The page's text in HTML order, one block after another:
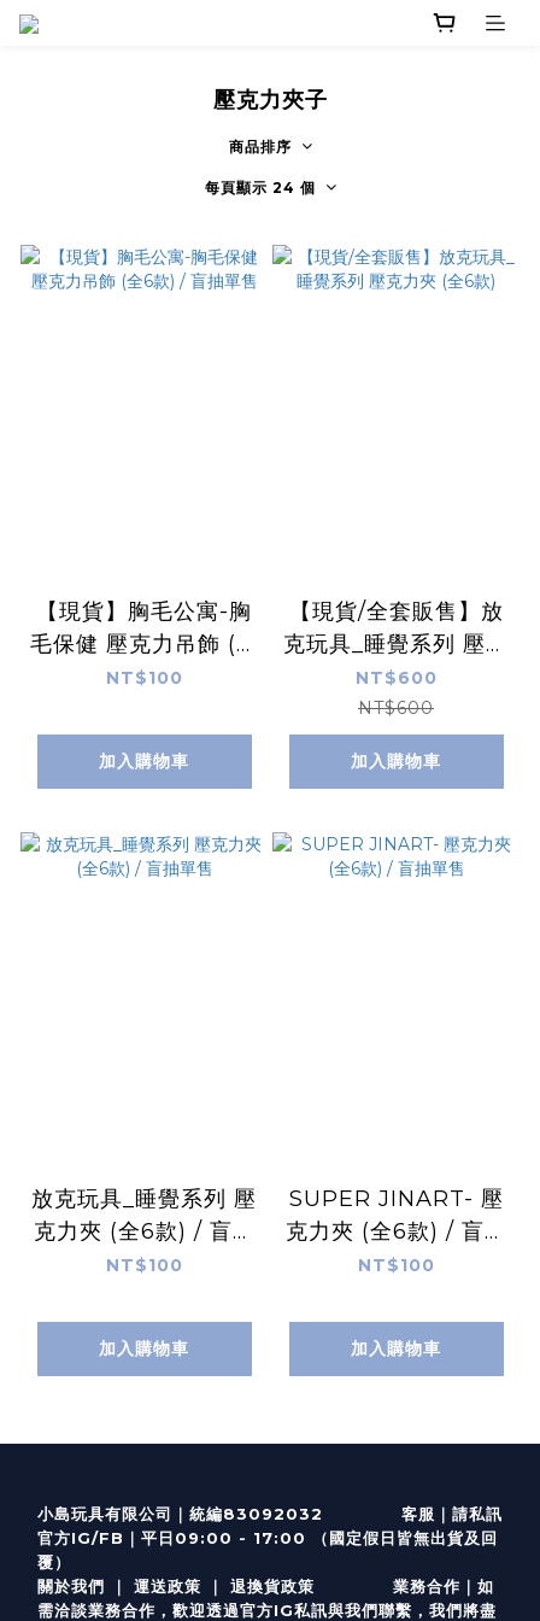
壓克力夾子
商品排序
每頁顯示 24 個
【現貨】胸毛公寓-胸
毛保健 壓克力吊飾 (全
6款) / 盲抽單售
NT$100
加入購物車
【現貨/全套販售】放
克玩具_睡覺系列 壓克
力夾 (全6款)
NT$600
NT$600
加入購物車
放克玩具_睡覺系列 壓
克力夾 (全6款) / 盲抽
單售
NT$100
加入購物車
SUPER JINART- 壓
克力夾 (全6款) / 盲抽
單售
NT$100
加入購物車
小島玩具有限公司｜統編83092032 客服 ｜ 請私訊
官方IG/FB ｜ 平日09:00 - 17:00 （國定假日皆無出貨及回
覆）
關於我們 ｜ 運送政策 ｜ 退換貨政策 業務合作｜如
需洽談業務合作，歡迎透過官方IG私訊與我們聯繫，我們將盡